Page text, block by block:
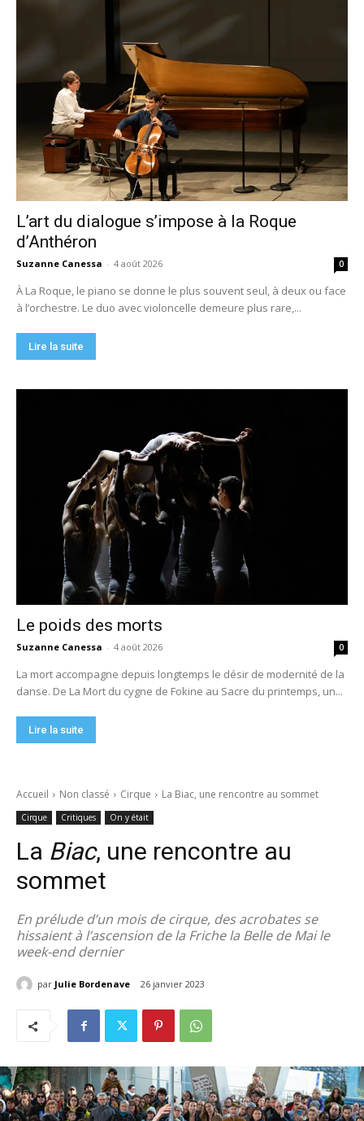
L’art du dialogue s’impose à la Roque
d’Anthéron
Suzanne Canessa - 4 août 2026 0
À La Roque, le piano se donne le plus souvent seul, à deux ou face
à l’orchestre. Le duo avec violoncelle demeure plus rare,...
Lire la suite
Le poids des morts
Suzanne Canessa - 4 août 2026 0
La mort accompagne depuis longtemps le désir de modernité de la
danse. De La Mort du cygne de Fokine au Sacre du printemps, un...
Lire la suite